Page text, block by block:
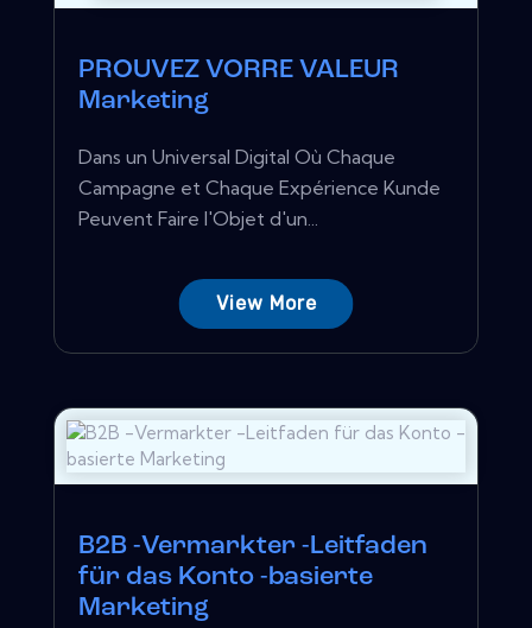
PROUVEZ VORRE VALEUR
Marketing
Dans un Universal Digital Où Chaque
Campagne et Chaque Expérience Kunde
Peuvent Faire l'Objet d'un...
View More
B2B -Vermarkter -Leitfaden
für das Konto -basierte
Marketing